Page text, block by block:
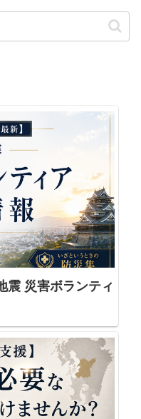
震 災害ボランティ